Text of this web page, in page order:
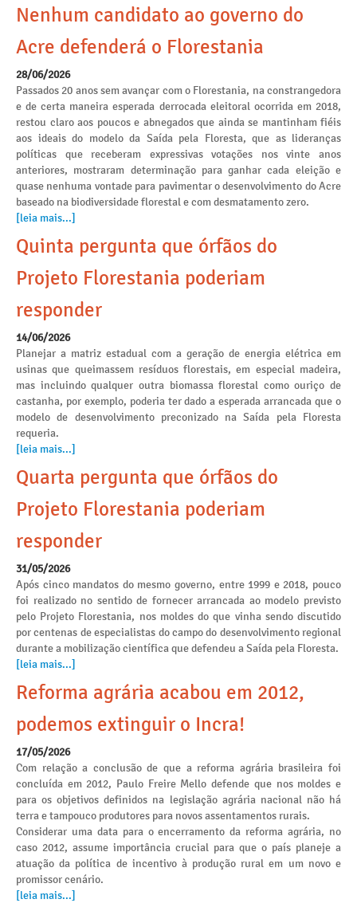
Nenhum candidato ao governo do
Acre defenderá o Florestania
28/06/2026
Passados 20 anos sem avançar com o Florestania, na constrangedora
e de certa maneira esperada derrocada eleitoral ocorrida em 2018,
restou claro aos poucos e abnegados que ainda se mantinham fiéis
aos ideais do modelo da Saída pela Floresta, que as lideranças
políticas que receberam expressivas votações nos vinte anos
anteriores, mostraram determinação para ganhar cada eleição e
quase nenhuma vontade para pavimentar o desenvolvimento do Acre
baseado na biodiversidade florestal e com desmatamento zero.
[leia mais...]
Quinta pergunta que órfãos do
Projeto Florestania poderiam
responder
14/06/2026
Planejar a matriz estadual com a geração de energia elétrica em
usinas que queimassem resíduos florestais, em especial madeira,
mas incluindo qualquer outra biomassa florestal como ouriço de
castanha, por exemplo, poderia ter dado a esperada arrancada que o
modelo de desenvolvimento preconizado na Saída pela Floresta
requeria.
[leia mais...]
Quarta pergunta que órfãos do
Projeto Florestania poderiam
responder
31/05/2026
Após cinco mandatos do mesmo governo, entre 1999 e 2018, pouco
foi realizado no sentido de fornecer arrancada ao modelo previsto
pelo Projeto Florestania, nos moldes do que vinha sendo discutido
por centenas de especialistas do campo do desenvolvimento regional
durante a mobilização científica que defendeu a Saída pela Floresta.
[leia mais...]
Reforma agrária acabou em 2012,
podemos extinguir o Incra!
17/05/2026
Com relação a conclusão de que a reforma agrária brasileira foi
concluída em 2012, Paulo Freire Mello defende que nos moldes e
para os objetivos definidos na legislação agrária nacional não há
terra e tampouco produtores para novos assentamentos rurais.
Considerar uma data para o encerramento da reforma agrária, no
caso 2012, assume importância crucial para que o país planeje a
atuação da política de incentivo à produção rural em um novo e
promissor cenário.
[leia mais...]